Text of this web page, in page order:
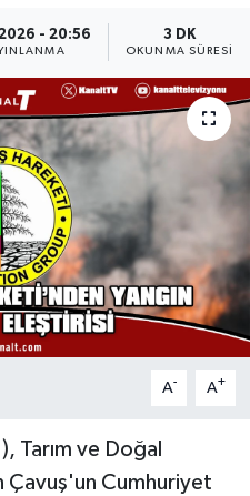
- 20:56 3 DK
OKUNMA SÜRESI
A- A+
Tarım ve Doğal
Çavuş'un Cumhuriyet